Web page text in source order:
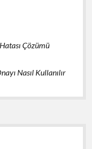
Çözümü
Nasıl Kullanılır